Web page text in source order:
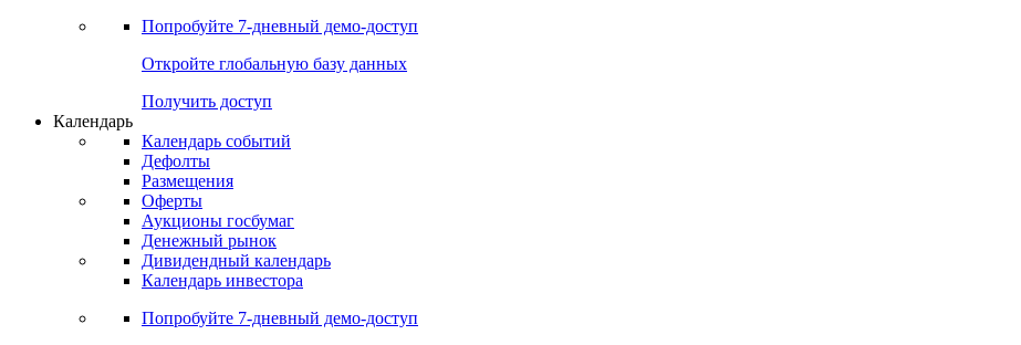
Попробуйте 7-дневный демо-доступ
Откройте глобальную базу данных
Получить доступ
Календарь
Календарь событий
Дефолты
Размещения
Оферты
Аукционы госбумаг
Денежный рынок
Дивидендный календарь
Календарь инвестора
Попробуйте 7-дневный демо-доступ